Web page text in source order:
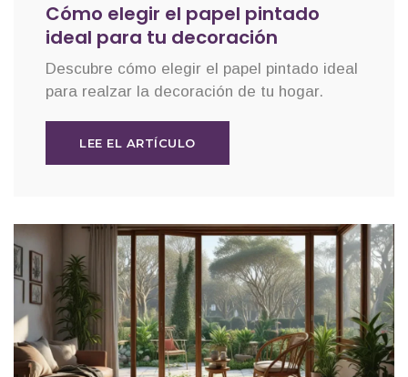
Cómo elegir el papel pintado
ideal para tu decoración
Descubre cómo elegir el papel pintado ideal
para realzar la decoración de tu hogar.
LEE EL ARTÍCULO